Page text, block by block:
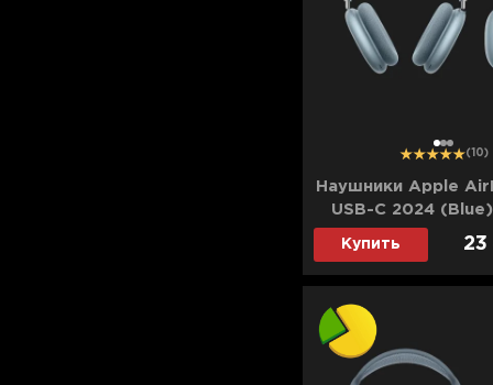
12 3 (10)
Наушники Apple
USB-C 2024
Купить 23